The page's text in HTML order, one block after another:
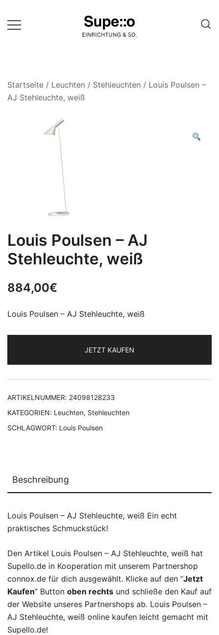
zum
Inhalt
einer Website
Startseite / Leuchten / Stehleuchten / Louis Poulsen –
AJ Stehleuchte, weiß
Louis Poulsen – AJ
Stehleuchte, weiß
884,00€
Louis Poulsen – AJ Stehleuchte, weiß
JETZT KAUFEN
ARTIKELNUMMER: 24098128233
KATEGORIEN: Leuchten, Stehleuchten
SCHLAGWORT: Louis Poulsen
Beschreibung
Louis Poulsen – AJ Stehleuchte, weiß Ein echt
praktisches Schmuckstück!
Den Artikel Louis Poulsen – AJ Stehleuchte, weiß hat
Supello.de in Kooperation mit unserem Partnershop
connox.de für dich ausgewählt. Klicke auf den “Jetzt
Kaufen” Button oben rechts und schließe den Kauf auf
der Website unseres Partnershops ab. Louis Poulsen –
AJ Stehleuchte, weiß online kaufen leicht gemacht mit
Supello.de!